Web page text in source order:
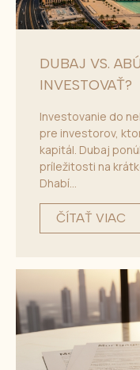
DUBAJ VS.
INVESTOVAŤ?
Investovanie do
pre investorov,
kapitál. Dubaj
príležitosti na
Dhabí...
ČÍTAŤ VIAC